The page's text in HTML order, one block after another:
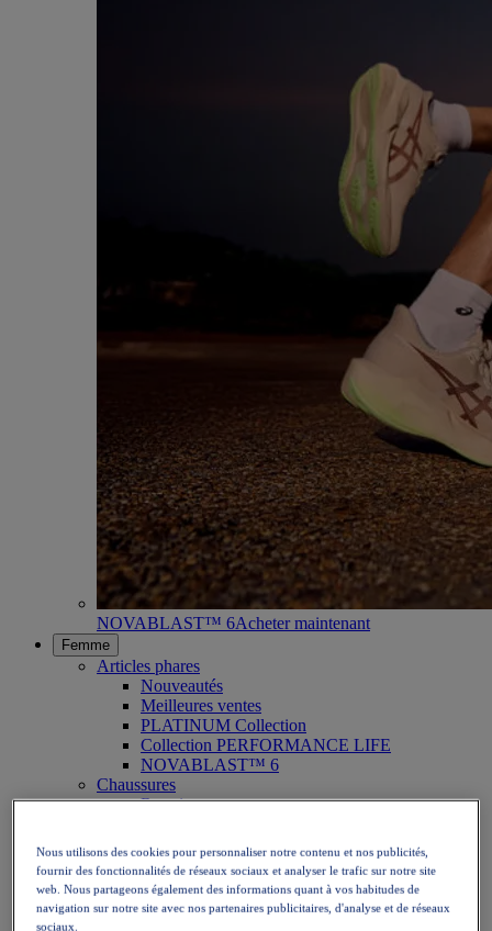
NOVABLAST™ 6Acheter maintenant
Femme
Articles phares
Nouveautés
Meilleures ventes
PLATINUM Collection
Collection PERFORMANCE LIFE
NOVABLAST™ 6
Chaussures
Running
Tennis
Volley
Handball
Padel
Nous utilisons des cookies pour personnaliser notre contenu et nos publicités,
fournir des fonctionnalités de réseaux sociaux et analyser le trafic sur notre site
web. Nous partageons également des informations quant à vos habitudes de
navigation sur notre site avec nos partenaires publicitaires, d'analyse et de réseaux
sociaux.